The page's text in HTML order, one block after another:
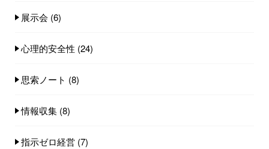
展示会 (6)
心理的安全性 (24)
思索ノート (8)
情報収集 (8)
指示ゼロ経営 (7)